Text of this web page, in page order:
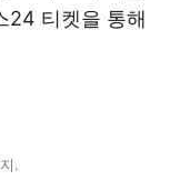
24 티켓을 통해
.